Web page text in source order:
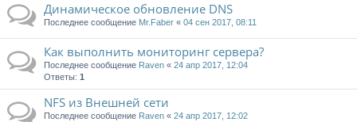
Динамическое обновление DNS
Последнее сообщение Mr.Faber « 04 сен 2017, 08:11
Как выполнить мониторинг сервера?
Последнее сообщение Raven « 24 апр 2017, 12:04
Ответы: 1
NFS из Внешней сети
Последнее сообщение Raven « 24 апр 2017, 12:02